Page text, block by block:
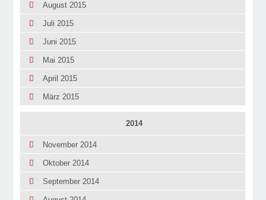
August 2015
Juli 2015
Juni 2015
Mai 2015
April 2015
März 2015
2014
November 2014
Oktober 2014
September 2014